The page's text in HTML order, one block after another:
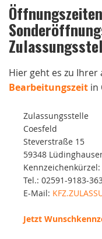
Hier geht es zu Ihrer
Bearbeitungszeit in
Zulassungsstelle
Coesfeld
Steverstraße 15
59348
Kennzeichenkürzel:
Tel.: 02591-9183-
E-Mail:
Jetzt